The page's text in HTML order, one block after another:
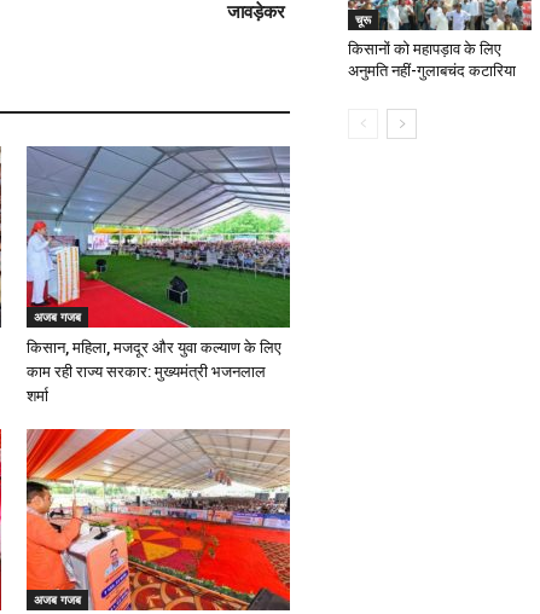
जावड़ेकर
अजब गजब
किसान, महिला, मजदूर और युवा कल्याण के लिए
काम रही राज्य सरकार: मुख्यमंत्री भजनलाल
शर्मा
अजब गजब
चूरू
किसानों को महापड़ाव के लिए
अनुमति नहीं-गुलाबचंद कटारिया